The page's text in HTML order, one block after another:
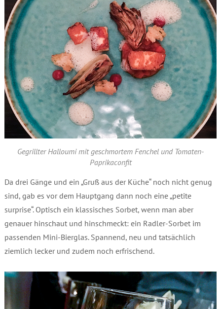
Gegrillter Halloumi mit geschmortem Fenchel und Tomaten-
Paprikaconfit
Da drei Gänge und ein „Gruß aus der Küche“ noch nicht genug
sind, gab es vor dem Hauptgang dann noch eine „petite
surprise“. Optisch ein klassisches Sorbet, wenn man aber
genauer hinschaut und hinschmeckt: ein Radler-Sorbet im
passenden Mini-Bierglas. Spannend, neu und tatsächlich
ziemlich lecker und zudem noch erfrischend.